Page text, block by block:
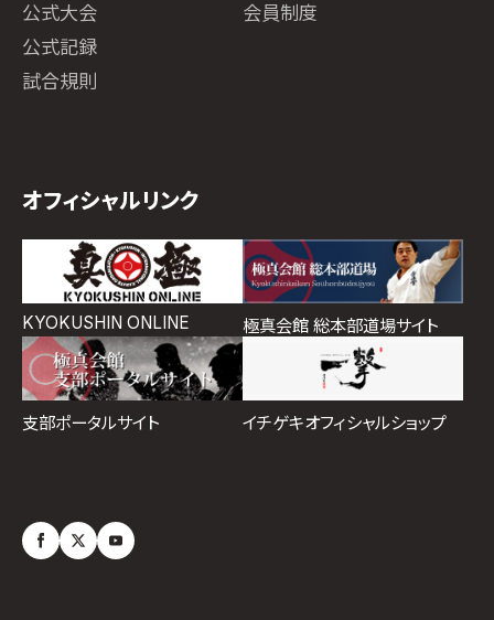
公式大会
公式記録
試合規則
会員制度
オフィシャルリンク
KYOKUSHIN ONLINE 極真会館 総本部道場サイト
支部ポータルサイト イチゲキオフィシャルショップ